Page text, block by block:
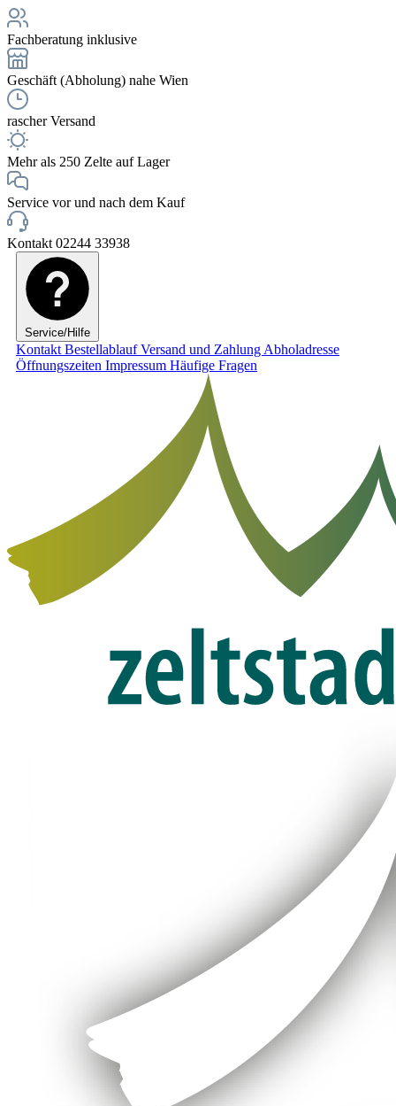
Fachberatung inklusive
Geschäft (Abholung) nahe Wien
rascher Versand
Mehr als 250 Zelte auf Lager
Service vor und nach dem Kauf
Kontakt 02244 33938
Service/Hilfe
Kontakt BestellablaufVersand und Zahlung Abholadresse
Öffnungszeiten Impressum Häufige Fragen